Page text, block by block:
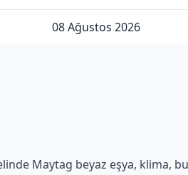
08 Ağustos 2026
Maytag beyaz eşya, klima,